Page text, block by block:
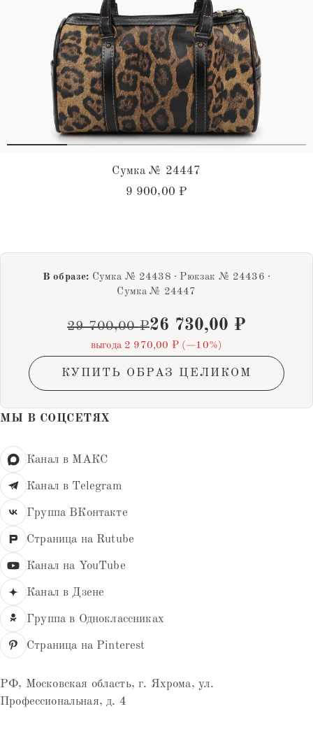
Сумка № 24447
9 900,00 ₽
В образе: Сумка № 24438 · Рюкзак № 24436 ·
Сумка № 24447
29 700,00₽26 730,00 ₽
выгода 2 970,00 ₽ (−10%)
КУПИТЬ ОБРАЗ ЦЕЛИКОМ
МЫ В СОЦСЕТЯХ
Канал в МАКС
Канал в Telegram
Группа ВКонтакте
Страница на Rutube
Канал на YouTube
Канал в Дзене
Группа в Одноклассниках
Страница на Pinterest
РФ, Московская область, г. Яхрома, ул.
Профессиональная, д. 4